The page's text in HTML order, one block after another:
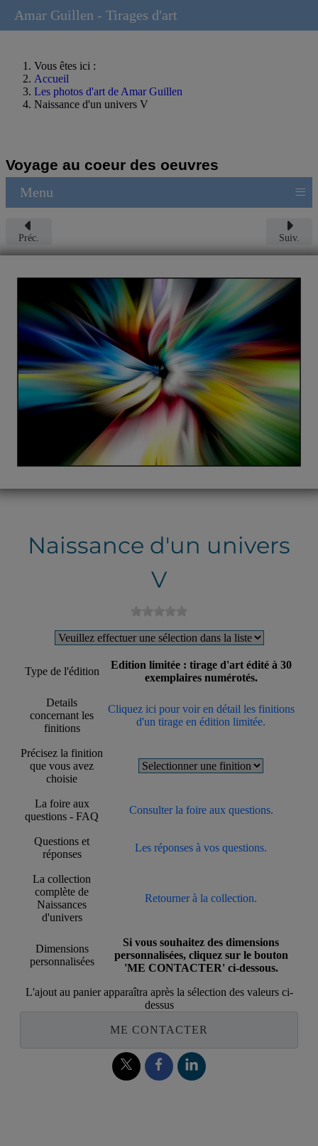
Vous êtes ici :
Accueil
Les photos d'art de Amar Guillen
Naissance d'un univers V
Voyage au coeur des oeuvres
Menu ≡
Préc. Suiv.
Naissance d'un univers
V
Type de l'édition
Edition limitée : tirage d'art édité à 30
exemplaires numérotés.
Details
concernant les
finitions
Cliquez ici pour voir en détail les finitions
d'un tirage en édition limitée.
Précisez la finition
que vous avez
choisie
La foire aux
questions - FAQ
Consulter la foire aux questions.
Questions et
réponses
Les réponses à vos questions.
La collection
complète de
Naissances
d'univers
Retourner à la collection.
Dimensions
personnalisées
Si vous souhaitez des dimensions
personnalisées, cliquez sur le bouton
'ME CONTACTER' ci-dessous.
L'ajout au panier apparaîtra après la sélection des valeurs ci-
dessus
ME CONTACTER
Amar Guillen - Tirages d'art